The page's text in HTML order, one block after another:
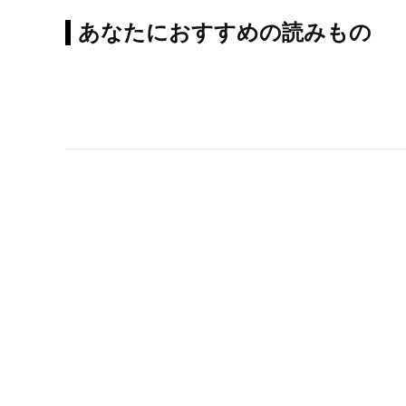
あなたにおすすめの読みもの